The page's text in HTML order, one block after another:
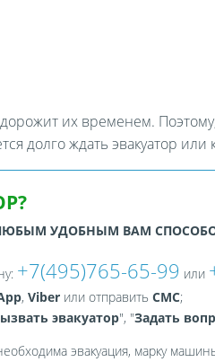
их временем.
долго ждать эвакуатор или
УДОБНЫМ ВАМ
+7(495)765-65-99 или
, Viberили отправить СМС;
эвакуатор", "Задать
эвакуация, марку